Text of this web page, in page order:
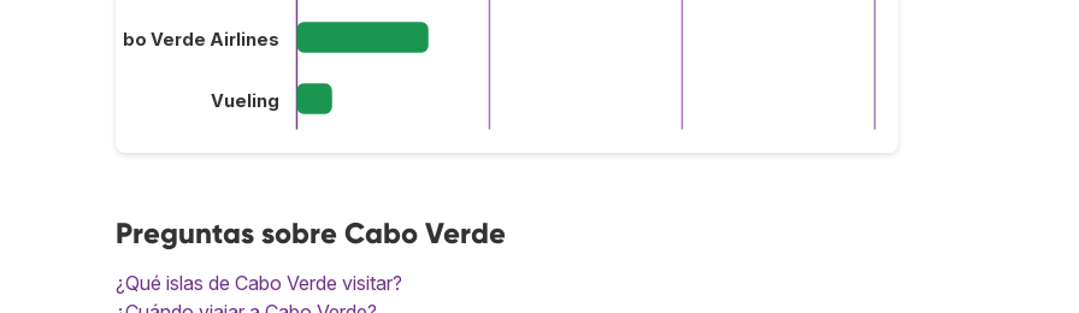
Cabo Verde Airlines
Vueling
Preguntas sobre Cabo Verde
¿Qué islas de Cabo Verde visitar?